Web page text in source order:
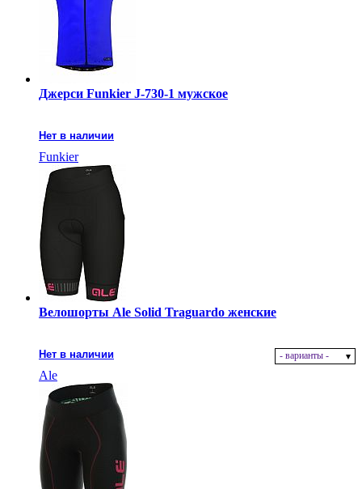
Джерси Funkier J-730-1 мужское
Нет в наличии
Funkier
Велошорты Ale Solid Traguardo женские
Нет в наличии - варианты -
Ale